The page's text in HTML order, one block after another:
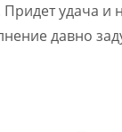
удача
давно